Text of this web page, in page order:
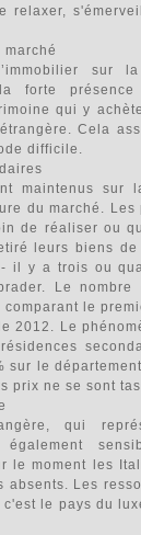
relaxer,
marché
sur
forte présence
qui y
Cela
difficile.
maintenus sur
du marché.
de réaliser ou
leurs biens
il y a trois ou
Le nombre
comparant le
2012. Le
sur le
prix ne se sont
qui
également
le moment les
absents. Les
c'est le pays du